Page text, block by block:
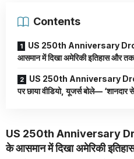
Contents
US 250th Anniversary
आसमान में दिखा अमेरिकी इतिहास और
US 250th Anniversary
पर छाया वीडियो, यूजर्स बोले— ‘शानदार
US 250th Anniversary
के आसमान में दिखा अमेरिकी